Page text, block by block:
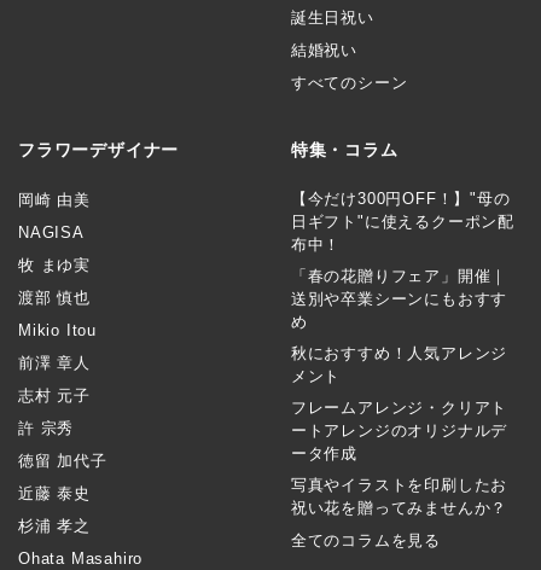
誕生日祝い
結婚祝い
すべてのシーン
フラワーデザイナー
岡崎 由美
NAGISA
牧 まゆ実
渡部 慎也
Mikio Itou
前澤 章人
志村 元子
許 宗秀
徳留 加代子
近藤 泰史
杉浦 孝之
Ohata Masahiro
特集・コラム
【今だけ300円OFF！】"母の
日ギフト"に使えるクーポン配
布中！
「春の花贈りフェア」開催｜
送別や卒業シーンにもおすす
め
秋におすすめ！人気アレンジ
メント
フレームアレンジ・クリアト
ートアレンジのオリジナルデ
ータ作成
写真やイラストを印刷したお
祝い花を贈ってみませんか？
全てのコラムを見る